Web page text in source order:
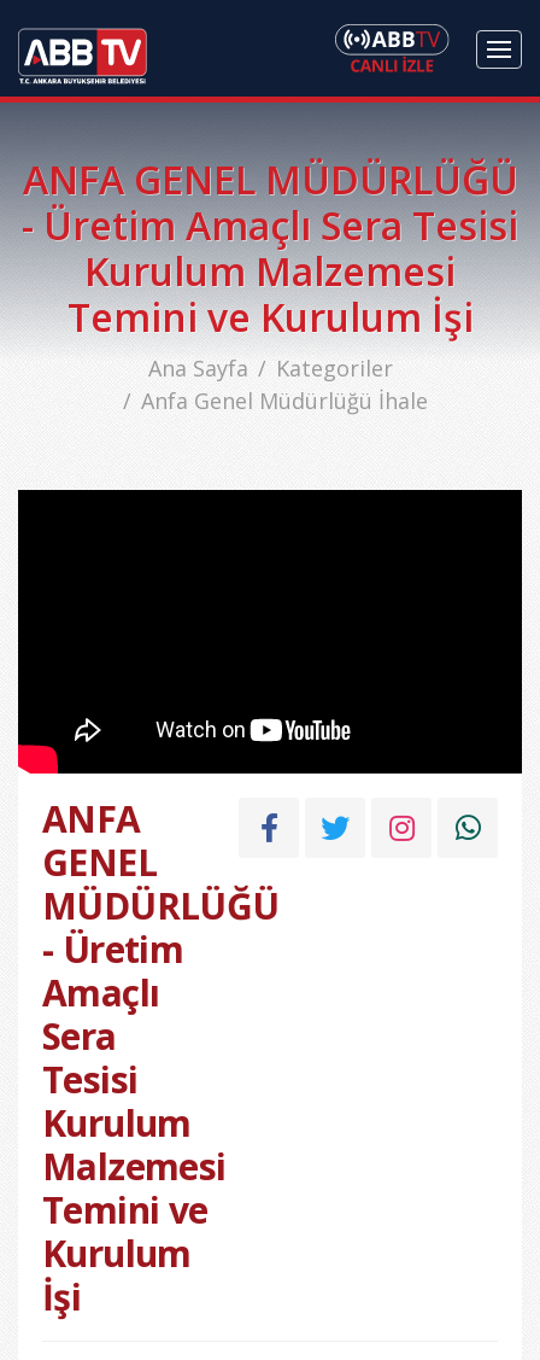
ANFA GENEL MÜDÜRLÜĞÜ
- Üretim Amaçlı Sera Tesisi
Kurulum Malzemesi
Temini ve Kurulum İşi
Ana Sayfa
Kategoriler
Anfa Genel Müdürlüğü İhale
ANFA
GENEL
MÜDÜRLÜĞÜ
- Üretim
Amaçlı
Sera
Tesisi
Kurulum
Malzemesi
Temini ve
Kurulum
İşi